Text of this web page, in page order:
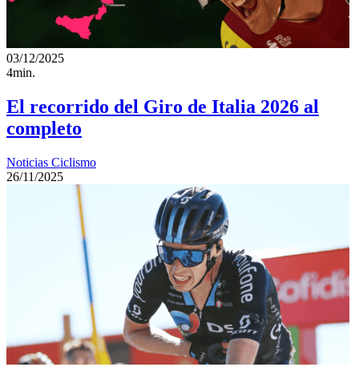
03/12/2025
4min.
El recorrido del Giro de Italia 2026 al
completo
Noticias Ciclismo
26/11/2025